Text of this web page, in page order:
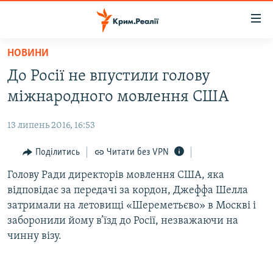
Перейти
основного
матеріалу
до
навігації
Перейти
до
пошуку
ВОДА.КРИМ
ВІДЕО ТА ФОТО
ПОЛІТИКА
БЛОГИ
ПОГЛЯД
ІНТЕРВ'Ю
ВСЕ ЗА ДЕНЬ
СПЕЦПРОЕКТИ
НОВИНИ
До Росії не впустили голову
міжнародного мовлення США
13 липень 2016, 16:53
Поділитись Читати без VPN
Голову Ради директорів мовлення США, яка
відповідає за передачі за кордон, Джеффа Шелла
затримали на летовищі «Шереметьєво» в Москві і
заборонили йому в’їзд до Росії, незважаючи на
чинну візу.